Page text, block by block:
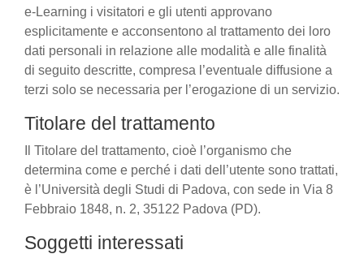
e-Learning i visitatori e gli utenti approvano
esplicitamente e acconsentono al trattamento dei loro
dati personali in relazione alle modalità e alle finalità
di seguito descritte, compresa l’eventuale diffusione a
terzi solo se necessaria per l’erogazione di un servizio.
Titolare del trattamento
Il Titolare del trattamento, cioè l’organismo che
determina come e perché i dati dell’utente sono trattati,
è l’Università degli Studi di Padova, con sede in Via 8
Febbraio 1848, n. 2, 35122 Padova (PD).
Soggetti interessati